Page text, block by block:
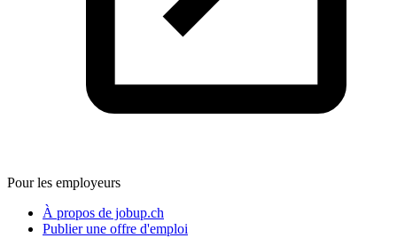
Pour les employeurs
À propos de jobup.ch
Publier une offre d'emploi